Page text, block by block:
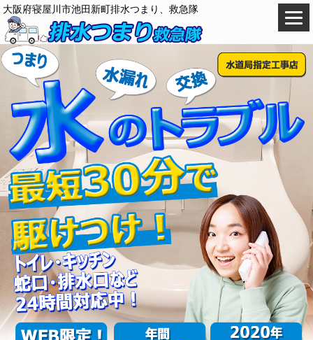
大阪府寝屋川市池田新町排水つまり、救急隊